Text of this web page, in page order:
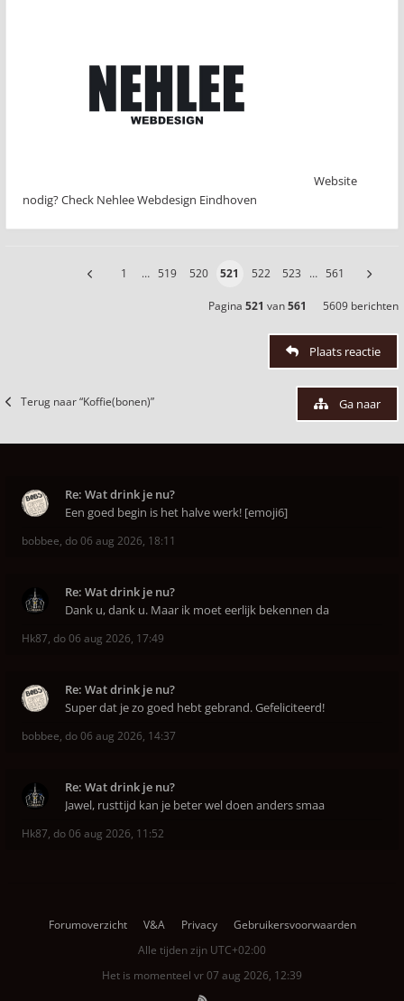
Website
nodig? Check Nehlee Webdesign Eindhoven
1 … 519 520 521 522 523 … 561
Pagina 521 van561 5609 berichten
Plaats reactie
Terug naar “Koffie(bonen)” Ga naar
Re: Wat drink je nu?
Een goed begin is het halve werk! [emoji6]
bobbee, do 06 aug 2026, 18:11
Re: Wat drink je nu?
Dank u, dank u. Maar ik moet eerlijk bekennen da
Hk87, do 06 aug 2026, 17:49
Re: Wat drink je nu?
Super dat je zo goed hebt gebrand. Gefeliciteerd!
bobbee, do 06 aug 2026, 14:37
Re: Wat drink je nu?
Jawel, rusttijd kan je beter wel doen anders smaa
Hk87, do 06 aug 2026, 11:52
Forumoverzicht V&A Privacy
Gebruikersvoorwaarden
Alle tijden zijn UTC+02:00
Het is momenteel vr 07 aug 2026, 12:39